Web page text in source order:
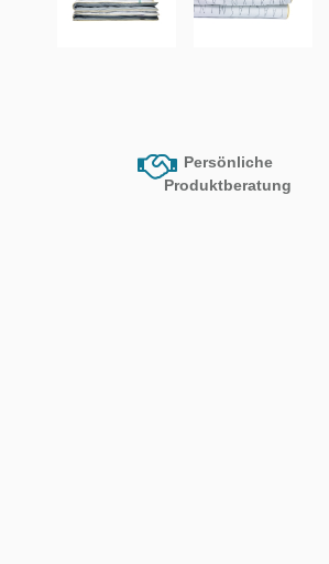
Persönliche
Produktberatung